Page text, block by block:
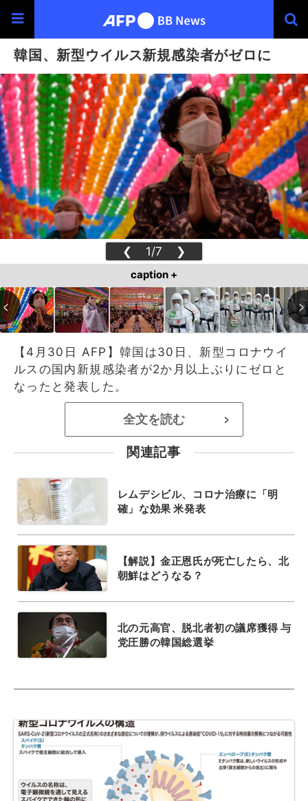
韓国、新型ウイルス新規感染者がゼロに
❮ 1/7 ❯
caption +
【4月30日 AFP】韓国は30日、新型コロナウイ
ルスの国内新規感染者が2か月以上ぶりにゼロと
なったと発表した。
全文を読む >
関連記事
レムデシビル、コロナ治療に「明
確」な効果 米発表
【解説】金正恩氏が死亡したら、北
朝鮮はどうなる？
北の元高官、脱北者初の議席獲得 与
党圧勝の韓国総選挙